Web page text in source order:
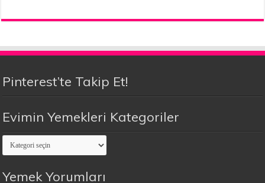
Pinterest’te Takip Et!
Evimin Yemekleri Kategoriler
Evimin
Yemekleri
Kategoriler
Yemek Yorumları